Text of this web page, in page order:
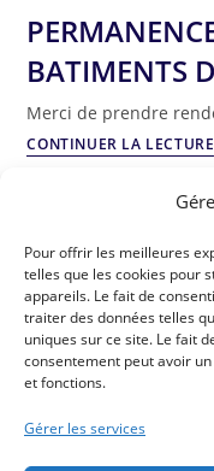
Pour offrir les meilleures
telles que les cookies pour
appareils. Le fait de
traiter des données telles
uniques sur ce site. Le fait
consentement peut avoir
et fonctions.
Gérer les services
BATIMENTS
Merci de prendre
CONTINUER LA LECTURE
Afin d’accélérer le
et renforcer
renouvelables (loi «